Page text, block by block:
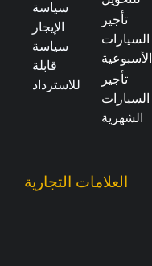
سياسة
الإيجار
سياسة
قابلة
للاسترداد
تأجير
السيارات
الأسبوعية
تأجير
السيارات
الشهرية
العلامات التجارية